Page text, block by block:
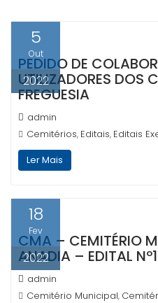
5
Out
2022
PEDIDO DE
UTILIZADORES DOS
FREGUESIA
admin
Cemitérios, Editais, Editais
Ler Mais
18
Fev
2022
CMA – CEMITÉRIO
ANADIA – EDITAL
admin
Cemitério Municipal,